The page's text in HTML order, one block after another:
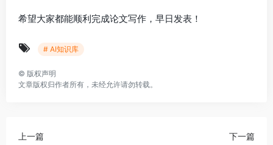
希望大家都能顺利完成论文写作，早日发表！
# AI知识库
© 版权声明
文章版权归作者所有，未经允许请勿转载。
上一篇 下一篇